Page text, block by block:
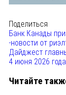
Поделиться
Банк Канады
-новости от
Дайджест
4 июня 2026 года
Читайте